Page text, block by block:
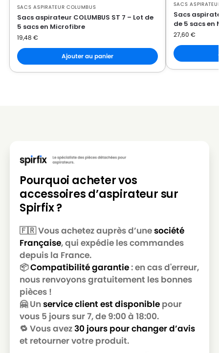
SACS ASPIRATEUR COLUMBUS
Sacs aspirateur COLUMBUS ST 7 – Lot de
5 sacs en Microfibre
19,48 €
Ajouter au panier
SACS
Sacs
de 5 sacs en
27,60 €
Pourquoi acheter vos
accessoires d’aspirateur sur
Spirfix ?
🇫🇷 Vous achetez auprès d’unesociété
Française, qui expédie les commandes
depuis la France.
📦Compatibilité garantie: en cas d'erreur,
nous renvoyons gratuitement les bonnes
pièces !
🤗 Un service client est disponible pour
vous 5 jours sur 7, de 9:00 à 18:00.
🔁 Vous avez30 jours pour changer d’avis
et retourner votre produit.